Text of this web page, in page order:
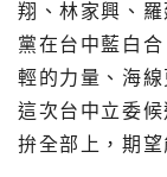
翔、林家興、
黨在台中藍白
輕的力量、海
這次台中立委
拚全部上，期